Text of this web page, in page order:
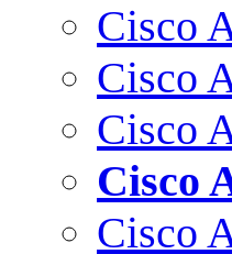
Cisco
Cisco
Cisco
Cisco
Cisco